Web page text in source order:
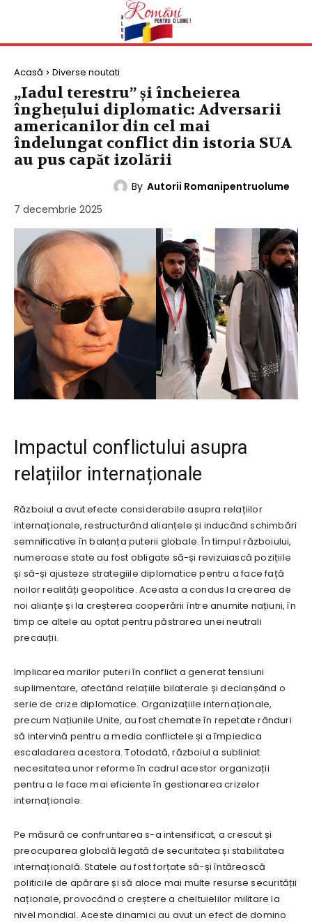
Acasă Diverse noutati
„Iadul terestru” și încheierea
înghețului diplomatic: Adversarii
americanilor din cel mai
îndelungat conflict din istoria SUA
au pus capăt izolării
By Autorii Romanipentruolume
7 decembrie 2025
Impactul conflictului asupra
relațiilor internaționale
Războiul a avut efecte considerabile asupra relațiilor
internaționale, restructurând alianțele și inducând schimbări
semnificative în balanța puterii globale. În timpul războiului,
numeroase state au fost obligate să-și revizuiască pozițiile
și să-și ajusteze strategiile diplomatice pentru a face față
noilor realități geopolitice. Aceasta a condus la crearea de
noi alianțe și la creșterea cooperării între anumite națiuni, în
timp ce altele au optat pentru păstrarea unei neutrali
precauții.
Implicarea marilor puteri în conflict a generat tensiuni
suplimentare, afectând relațiile bilaterale și declanșând o
serie de crize diplomatice. Organizațiile internaționale,
precum Națiunile Unite, au fost chemate în repetate rânduri
să intervină pentru a media conflictele și a împiedica
escaladarea acestora. Totodată, războiul a subliniat
necesitatea unor reforme în cadrul acestor organizații
pentru a le face mai eficiente în gestionarea crizelor
internaționale.
Pe măsură ce confruntarea s-a intensificat, a crescut și
preocuparea globală legată de securitatea și stabilitatea
internațională. Statele au fost forțate să-și întărească
politicile de apărare și să aloce mai multe resurse securității
naționale, provocând o creștere a cheltuielilor militare la
nivel mondial. Aceste dinamici au avut un efect de domino